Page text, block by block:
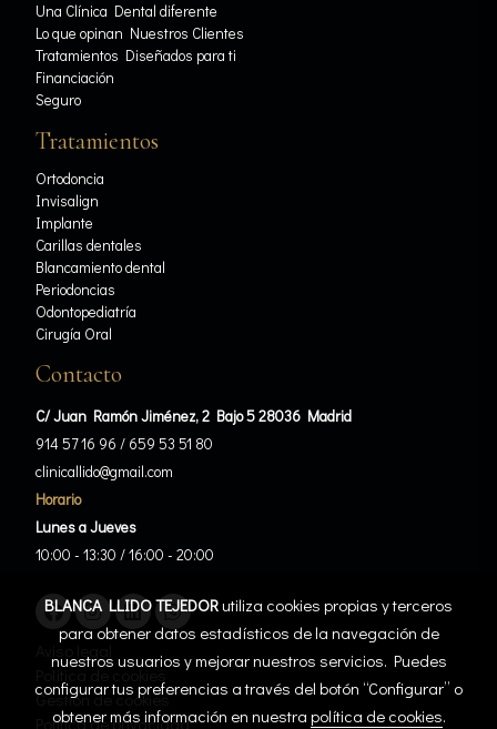
Una Clínica Dental diferente
Lo que opinan Nuestros Clientes
Tratamientos Diseñados para ti
Financiación
Seguro
Tratamientos
Ortodoncia
Invisalign
Implante
Carillas dentales
Blancamiento dental
Periodoncias
Odontopediatría
Cirugía Oral
Contacto
C/ Juan Ramón Jiménez, 2 Bajo 5 28036 Madrid
914 57 16 96 / 659 53 51 80
clinicallido@gmail.com
Horario
Lunes a Jueves
10:00 - 13:30 / 16:00 - 20:00
Gestión de cookies
Política de privacidad
BLANCA LLIDO TEJEDORutiliza cookies propias y terceros
para obtener datos estadísticos de la navegación de
nuestros usuarios y mejorar nuestros servicios. Puedes
configurar tus preferencias a través del botón “Configurar” o
obtener más información en nuestra política de cookies.